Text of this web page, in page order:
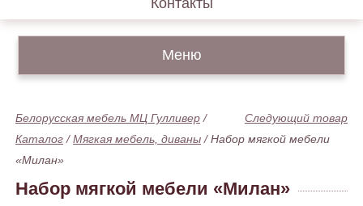
Контакты
Меню
Следующий товар
Белорусская мебель МЦ Гулливер /
Каталог /Мягкая мебель, диваны /Набор мягкой мебели
«Милан»
Набор мягкой мебели «Милан»